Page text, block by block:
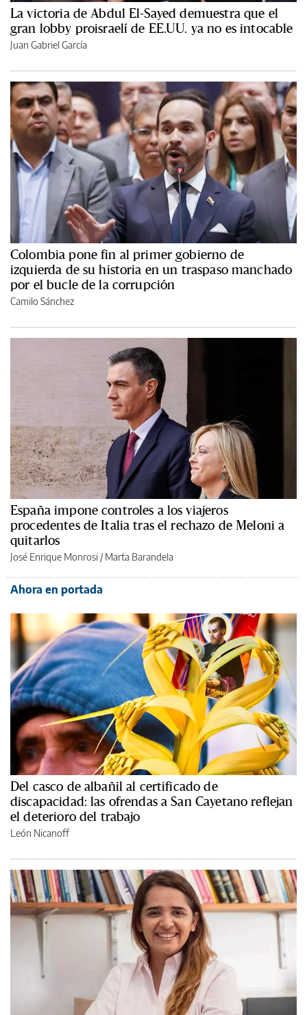
La victoria de Abdul El-Sayed demuestra que el
gran lobby proisraelí de EE.UU. ya no es intocable
Juan Gabriel García
Colombia pone fin al primer gobierno de
izquierda de su historia en un traspaso manchado
por el bucle de la corrupción
Camilo Sánchez
España impone controles a los viajeros
procedentes de Italia tras el rechazo de Meloni a
quitarlos
José Enrique Monrosi / Marta Barandela
Ahora en portada
Del casco de albañil al certificado de
discapacidad: las ofrendas a San Cayetano reflejan
el deterioro del trabajo
León Nicanoff